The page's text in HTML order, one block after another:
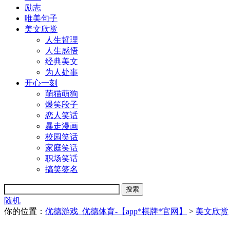
励志
唯美句子
美文欣赏
人生哲理
人生感悟
经典美文
为人处事
开心一刻
萌猫萌狗
爆笑段子
恋人笑话
暴走漫画
校园笑话
家庭笑话
职场笑话
搞笑签名
随机
你的位置： 优德游戏_优德体育-【app*棋牌*官网】 > 美文欣赏